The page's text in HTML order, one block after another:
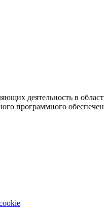
деятельность в
программного